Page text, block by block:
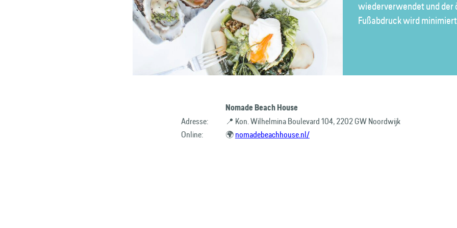
wiederverwendet und der
Fußabdruck wird
Nomade Beach House
Adresse:
📍 Kon. Wilhelmina Boulevard 104, 2202 GW Noordwijk
Online:
🌍nomadebeachhouse.nl/